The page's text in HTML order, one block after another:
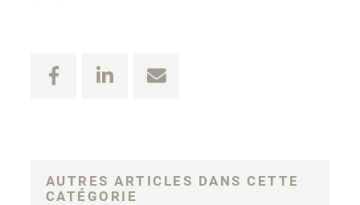
AUTRES ARTICLES DANS CETTE
CATÉGORIE